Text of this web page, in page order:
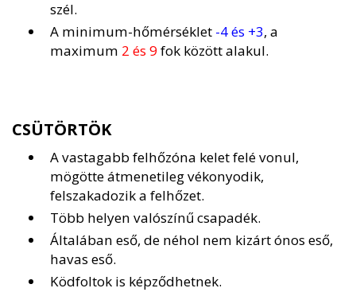
szél.
A minimum-hőmérséklet -4 és +3, a
maximum 2 és 9fok között alakul.
CSÜTÖRTÖK
A vastagabb felhőzóna kelet felé vonul,
mögötte átmenetileg vékonyodik,
felszakadozik a felhőzet.
Több helyen valószínű csapadék.
Általában eső, de néhol nem kizárt ónos eső,
havas eső.
Ködfoltok is képződhetnek.